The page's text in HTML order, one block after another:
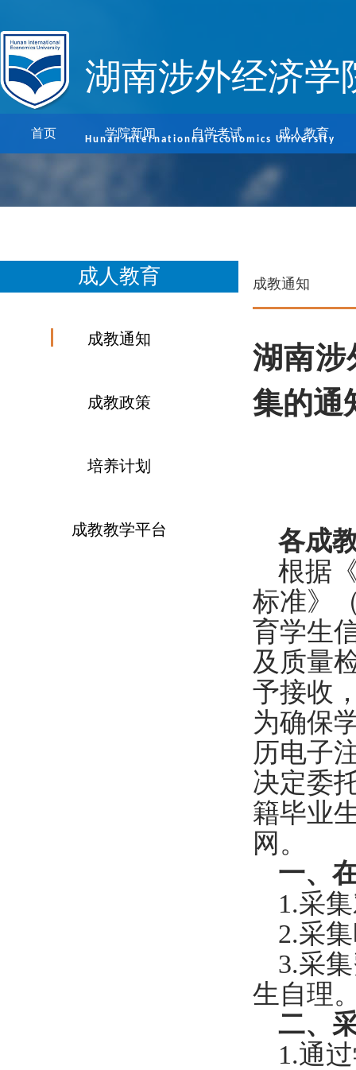
湖南涉外经济学
Hunan Internationnal Economics University
首页 学院新闻 自学考试 成人教育
成人教育
成教通知
成教政策
培养计划
成教教学平台
成教通知
湖南涉
集的通
各成
根据
标准》
育学生
及质量
予接收
为确保
历电子
决定委
籍毕业
网。
一、
1.采
2.采
3.采
生自理
二、
1.通